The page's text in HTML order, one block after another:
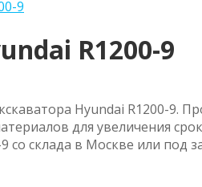
R1200-9
Hyundai R1200-9.
для увеличения
со склада в Москве или под